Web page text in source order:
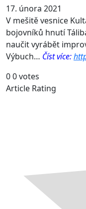
17. února 2021
V mešitě vesnice
bojovníků hnutí
naučit vyrábět
Výbuch… Číst více:
00votes
Article Rating